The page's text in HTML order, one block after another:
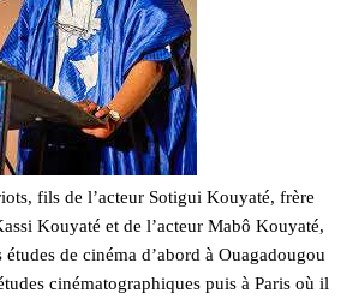
fils de l’acteur Sotigui Kouyaté, frère
Kouyaté et de l’acteur Mabô Kouyaté,
de cinéma d’abord à Ouagadougou
cinématographiques puis à Paris où il